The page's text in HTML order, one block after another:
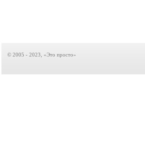
© 2005 - 2023, «Это просто»